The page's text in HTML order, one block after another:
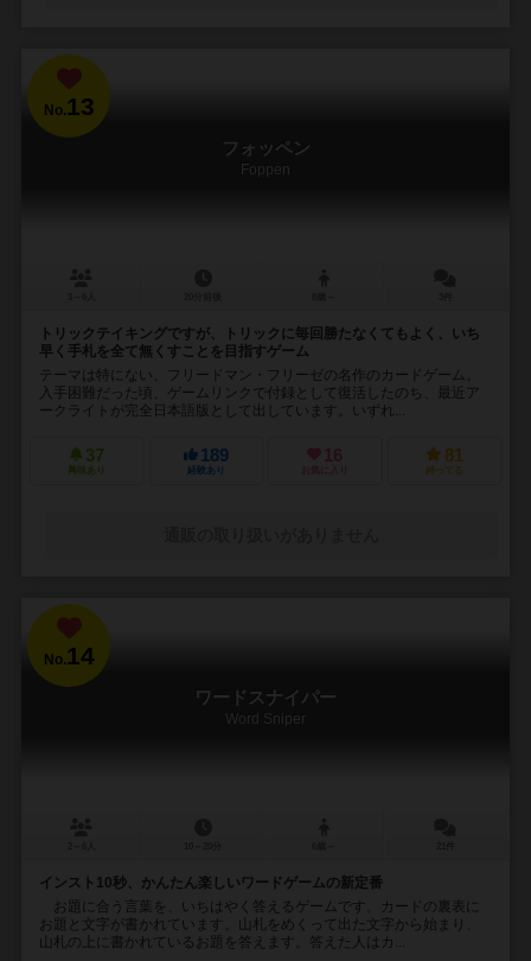
No.13
フォッペン
Foppen
トリックテイキングですが、トリックに毎回勝たなくてもよく、いち
早く手札を全て無くすことを目指すゲーム
テーマは特にない、フリードマン・フリーゼの名作のカードゲーム。
入手困難だった頃、ゲームリンクで付録として復活したのち、最近ア
ークライトが完全日本語版として出しています。いずれ...
37
興味あり
189
経験あり
16
お気に入り
81
持ってる
No.14
ワードスナイパー
Word Sniper
インスト10秒、かんたん楽しいワードゲームの新定番
お題に合う言葉を、いちはやく答えるゲームです。カードの裏表に
お題と文字が書かれています。山札をめくって出た文字から始まり、
山札の上に書かれているお題を答えます。答えた人はカ...